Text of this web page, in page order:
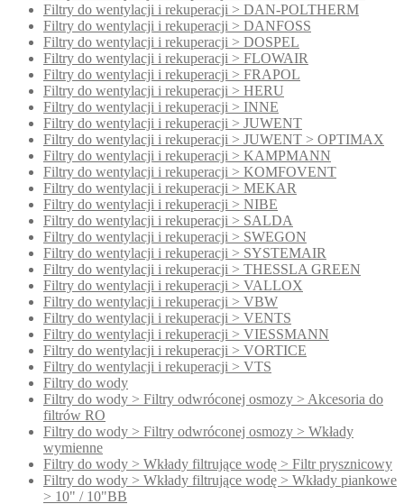
Filtry do wentylacji i rekuperacji > DAN-POLTHERM
Filtry do wentylacji i rekuperacji > DANFOSS
Filtry do wentylacji i rekuperacji > DOSPEL
Filtry do wentylacji i rekuperacji > FLOWAIR
Filtry do wentylacji i rekuperacji > FRAPOL
Filtry do wentylacji i rekuperacji > HERU
Filtry do wentylacji i rekuperacji > INNE
Filtry do wentylacji i rekuperacji > JUWENT
Filtry do wentylacji i rekuperacji > JUWENT > OPTIMAX
Filtry do wentylacji i rekuperacji > KAMPMANN
Filtry do wentylacji i rekuperacji > KOMFOVENT
Filtry do wentylacji i rekuperacji > MEKAR
Filtry do wentylacji i rekuperacji > NIBE
Filtry do wentylacji i rekuperacji > SALDA
Filtry do wentylacji i rekuperacji > SWEGON
Filtry do wentylacji i rekuperacji > SYSTEMAIR
Filtry do wentylacji i rekuperacji > THESSLA GREEN
Filtry do wentylacji i rekuperacji > VALLOX
Filtry do wentylacji i rekuperacji > VBW
Filtry do wentylacji i rekuperacji > VENTS
Filtry do wentylacji i rekuperacji > VIESSMANN
Filtry do wentylacji i rekuperacji > VORTICE
Filtry do wentylacji i rekuperacji > VTS
Filtry do wody
Filtry do wody > Filtry odwróconej osmozy > Akcesoria do
filtrów RO
Filtry do wody > Filtry odwróconej osmozy > Wkłady
wymienne
Filtry do wody > Wkłady filtrujące wodę > Filtr prysznicowy
Filtry do wody > Wkłady filtrujące wodę > Wkłady piankowe
> 10" / 10"BB